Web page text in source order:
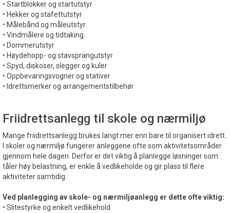
• Startblokker og startutstyr
• Hekker og stafettutstyr
• Målebånd og måleutstyr
• Vindmålere og tidtaking
• Dommerutstyr
• Høydehopp- og stavsprangutstyr
• Spyd, diskoser, slegger og kuler
• Oppbevaringsvogner og stativer
• Idrettsmerker og arrangementstilbehør
Friidrettsanlegg til skole og nærmiljø
Mange friidrettsanlegg brukes langt mer enn bare til organisert idrett.
I skoler og nærmiljø fungerer anleggene ofte som aktivitetsområder
gjennom hele dagen. Derfor er det viktig å planlegge løsninger som
tåler høy belastning, er enkle å vedlikeholde og gir plass til flere
aktiviteter samtidig.
Ved planlegging av skole- og nærmiljøanlegg er dette ofte viktig:
• Slitestyrke og enkelt vedlikehold